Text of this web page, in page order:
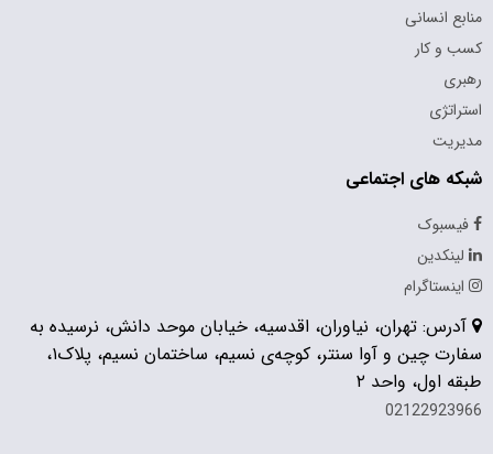
منابع انسانی
کسب و کار
رهبری
استراتژی
مدیریت
شبکه های اجتماعی
فیسبوک
لینکدین
اینستاگرام
آدرس: تهران، نیاوران، اقدسیه، خیابان موحد دانش، نرسیده به
سفارت چین و آوا سنتر، کوچه‌ی نسیم، ساختمان نسیم، پلاک۱،
طبقه اول، واحد ۲
02122923966